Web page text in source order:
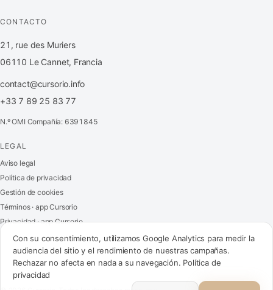
CONTACTO
21, rue des Muriers
06110 Le Cannet, Francia
contact@cursorio.info
+33 7 89 25 83 77
N.º OMI Compañía: 6391845
LEGAL
Aviso legal
Política de privacidad
Gestión de cookies
Términos · app Cursorio
Privacidad · app Cursorio
Con su consentimiento, utilizamos Google Analytics para medir la
audiencia del sitio y el rendimiento de nuestras campañas.
Rechazar no afecta en nada a su navegación. Política de
privacidad